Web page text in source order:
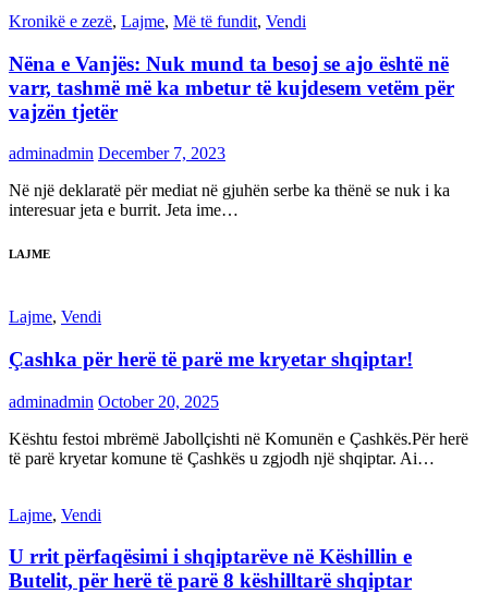
Kronikë e zezë, Lajme, Më të fundit, Vendi
Nëna e Vanjës: Nuk mund ta besoj se ajo është në
varr, tashmë më ka mbetur të kujdesem vetëm për
vajzën tjetër
adminadmin December 7, 2023
Në një deklaratë për mediat në gjuhën serbe ka thënë se nuk i ka
interesuar jeta e burrit. Jeta ime…
LAJME
Lajme, Vendi
Çashka për herë të parë me kryetar shqiptar!
adminadmin October 20, 2025
Kështu festoi mbrëmë Jabollçishti në Komunën e Çashkës.Për herë
të parë kryetar komune të Çashkës u zgjodh një shqiptar. Ai…
Lajme, Vendi
U rrit përfaqësimi i shqiptarëve në Këshillin e
Butelit, për herë të parë 8 këshilltarë shqiptar